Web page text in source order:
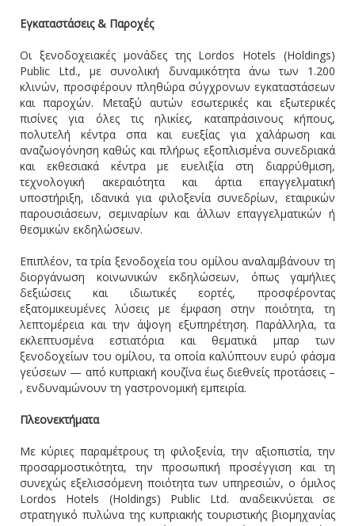
Εγκαταστάσεις & Παροχές
Οι ξενοδοχειακές μονάδες της Lordos Hotels (Holdings)
Public Ltd., με συνολική δυναμικότητα άνω των 1.200
κλινών, προσφέρουν πληθώρα σύγχρονων εγκαταστάσεων
και παροχών. Μεταξύ αυτών εσωτερικές και εξωτερικές
πισίνες για όλες τις ηλικίες, καταπράσινους κήπους,
πολυτελή κέντρα σπα και ευεξίας για χαλάρωση και
αναζωογόνηση καθώς και πλήρως εξοπλισμένα συνεδριακά
και εκθεσιακά κέντρα με ευελιξία στη διαρρύθμιση,
τεχνολογική ακεραιότητα και άρτια επαγγελματική
υποστήριξη, ιδανικά για φιλοξενία συνεδρίων, εταιρικών
παρουσιάσεων, σεμιναρίων και άλλων επαγγελματικών ή
θεσμικών εκδηλώσεων.
Επιπλέον, τα τρία ξενοδοχεία του ομίλου αναλαμβάνουν τη
διοργάνωση κοινωνικών εκδηλώσεων, όπως γαμήλιες
δεξιώσεις και ιδιωτικές εορτές, προσφέροντας
εξατομικευμένες λύσεις με έμφαση στην ποιότητα, τη
λεπτομέρεια και την άψογη εξυπηρέτηση. Παράλληλα, τα
εκλεπτυσμένα εστιατόρια και θεματικά μπαρ των
ξενοδοχείων του ομίλου, τα οποία καλύπτουν ευρύ φάσμα
γεύσεων — από κυπριακή κουζίνα έως διεθνείς προτάσεις –
, ενδυναμώνουν τη γαστρονομική εμπειρία.
Πλεονεκτήματα
Με κύριες παραμέτρους τη φιλοξενία, την αξιοπιστία, την
προσαρμοστικότητα, την προσωπική προσέγγιση και τη
συνεχώς εξελισσόμενη ποιότητα των υπηρεσιών, ο όμιλος
Lordos Hotels (Holdings) Public Ltd. αναδεικνύεται σε
στρατηγικό πυλώνα της κυπριακής τουριστικής βιομηχανίας